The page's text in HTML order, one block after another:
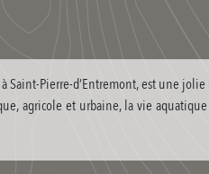
Saint-Pierre-d’Entremont, est une
agricole et urbaine, la vie